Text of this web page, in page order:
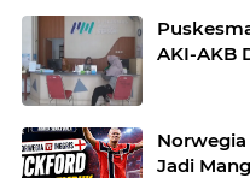
AKI-AKB
Jadi